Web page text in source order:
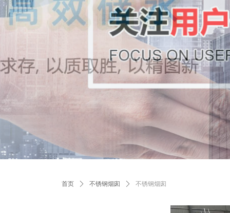
首页 ꄲ 不锈钢烟囱 ꄲ 不锈钢烟囱